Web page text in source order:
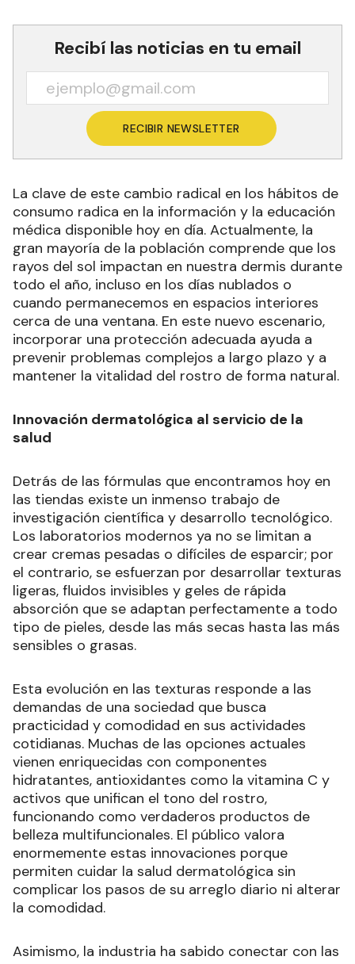
Recibí las noticias en tu email
RECIBIR NEWSLETTER
La clave de este cambio radical en los hábitos de
consumo radica en la información y la educación
médica disponible hoy en día. Actualmente, la
gran mayoría de la población comprende que los
rayos del sol impactan en nuestra dermis durante
todo el año, incluso en los días nublados o
cuando permanecemos en espacios interiores
cerca de una ventana. En este nuevo escenario,
incorporar una protección adecuada ayuda a
prevenir problemas complejos a largo plazo y a
mantener la vitalidad del rostro de forma natural.
Innovación dermatológica al servicio de la
salud
Detrás de las fórmulas que encontramos hoy en
las tiendas existe un inmenso trabajo de
investigación científica y desarrollo tecnológico.
Los laboratorios modernos ya no se limitan a
crear cremas pesadas o difíciles de esparcir; por
el contrario, se esfuerzan por desarrollar texturas
ligeras, fluidos invisibles y geles de rápida
absorción que se adaptan perfectamente a todo
tipo de pieles, desde las más secas hasta las más
sensibles o grasas.
Esta evolución en las texturas responde a las
demandas de una sociedad que busca
practicidad y comodidad en sus actividades
cotidianas. Muchas de las opciones actuales
vienen enriquecidas con componentes
hidratantes, antioxidantes como la vitamina C y
activos que unifican el tono del rostro,
funcionando como verdaderos productos de
belleza multifuncionales. El público valora
enormemente estas innovaciones porque
permiten cuidar la salud dermatológica sin
complicar los pasos de su arreglo diario ni alterar
la comodidad.
Asimismo, la industria ha sabido conectar con las